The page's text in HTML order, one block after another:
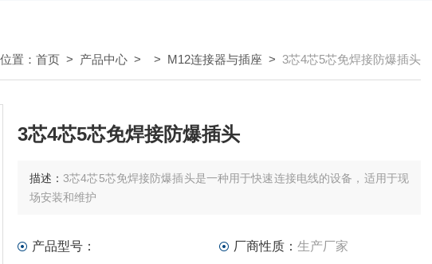
置： 首页 > 产品中心 > > M12连接器与插座 > 3芯4芯5芯免焊接防爆插头
3芯4芯5芯免焊接防爆插头
描述： 3芯4芯5芯免焊接防爆插头是一种用于快速连接电线的设备，适用于现
场安装和维护
产品型号： 厂商性质： 生产厂家